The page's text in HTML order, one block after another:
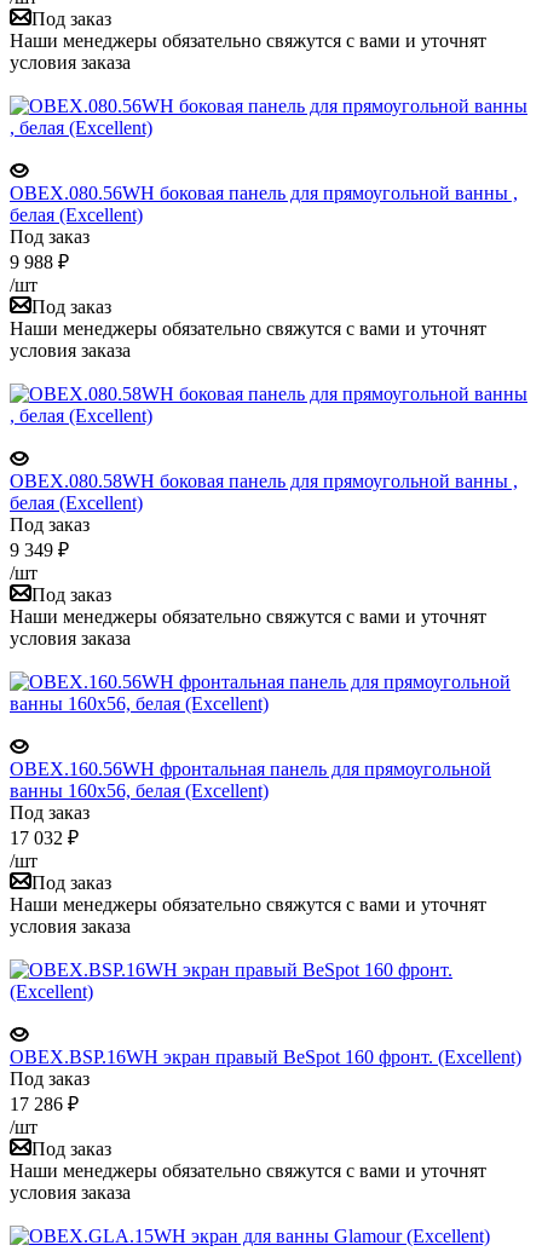
Под заказ
Наши менеджеры обязательно свяжутся с вами и уточнят
условия заказа
OBEX.080.56WH боковая панель для прямоугольной ванны ,
белая (Excellent)
Под заказ
9 988 ₽
/шт
Под заказ
Наши менеджеры обязательно свяжутся с вами и уточнят
условия заказа
OBEX.080.58WH боковая панель для прямоугольной ванны ,
белая (Excellent)
Под заказ
9 349 ₽
/шт
Под заказ
Наши менеджеры обязательно свяжутся с вами и уточнят
условия заказа
OBEX.160.56WH фронтальная панель для прямоугольной
ванны 160х56, белая (Excellent)
Под заказ
17 032 ₽
/шт
Под заказ
Наши менеджеры обязательно свяжутся с вами и уточнят
условия заказа
OBEX.BSP.16WH экран правый BeSpot 160 фронт. (Excellent)
Под заказ
17 286 ₽
/шт
Под заказ
Наши менеджеры обязательно свяжутся с вами и уточнят
условия заказа